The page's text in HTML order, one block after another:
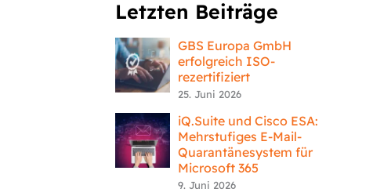
Letzten Beiträge
GBS Europa GmbH
erfolgreich ISO-
rezertifiziert
25. Juni 2026
iQ.Suite und Cisco ESA:
Mehrstufiges E-Mail-
Quarantänesystem für
Microsoft 365
9. Juni 2026